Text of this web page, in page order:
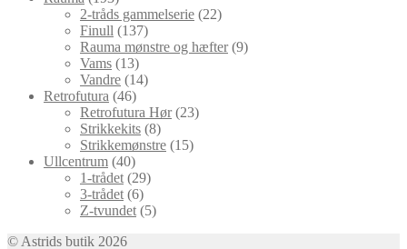
varer
2-tråds gammelserie 2222
Finull 137137
varer
Rauma mønstre og hæfter 99
Vams 1313
varer
Vandre 1414
Retrofutura 4646
varer
Retrofutura Hør 2323
Strikkekits 88
varer
Strikkemønstre 1515
Ullcentrum 4040
varer
1-trådet 2929
3-trådet 66
varer
Z-tvundet 55
© Astrids butik 2026